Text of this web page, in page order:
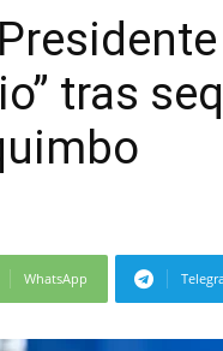
tras
WhatsApp